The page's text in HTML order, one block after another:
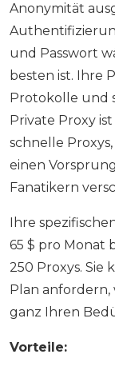
Anonymität
und Passwort
besten ist. Ihre
Protokolle und
Private Proxy
schnelle
einen
Fanatikern
Ihre
65 $ pro Monat
250 Proxys. Sie
Plan
ganz Ihren
Vorteile: